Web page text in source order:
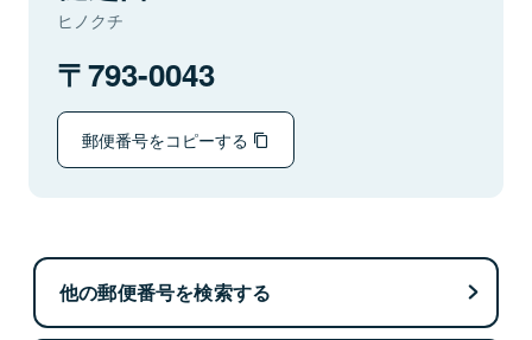
ヒノクチ
793-0043
郵便番号をコピーする
他の郵便番号を検索する